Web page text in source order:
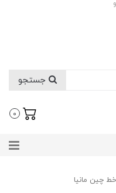
0
چین مانیا